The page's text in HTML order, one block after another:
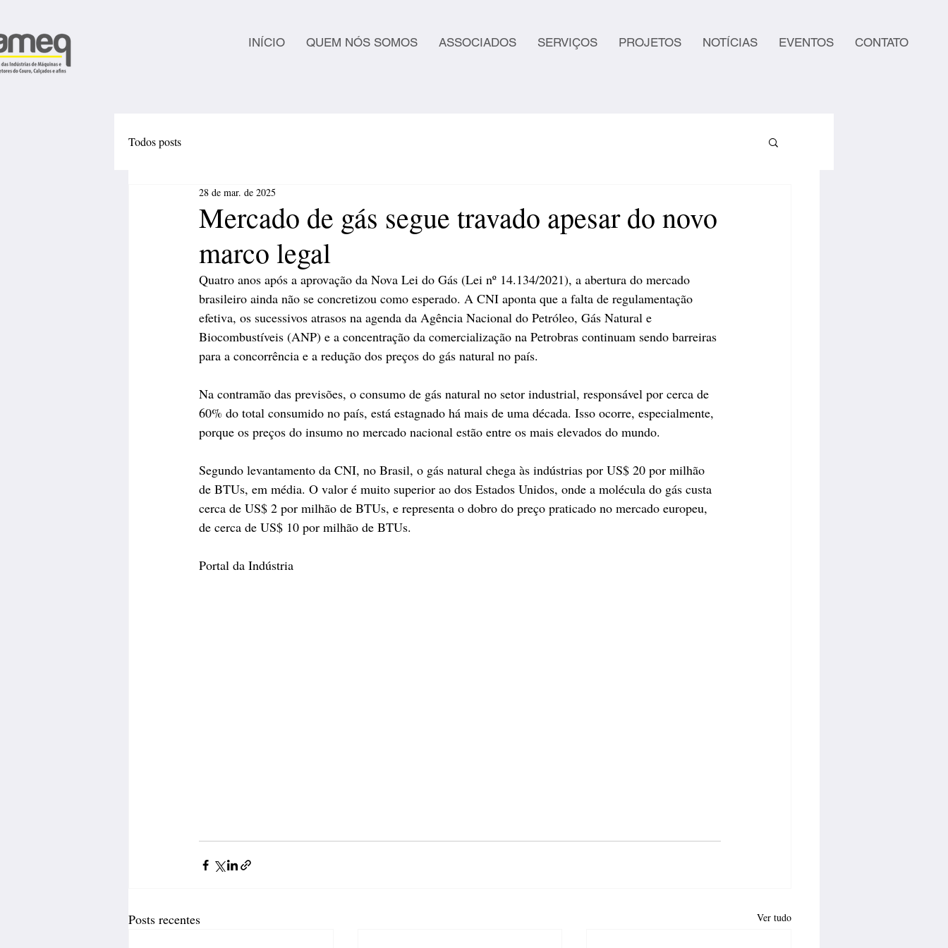
INÍCIO QUEM NÓS SOMOS ASSOCIADOS SERVIÇOS PROJETOS NOTÍCIAS EVENTOS CONTATO
Todos posts
Mercado de gás segue travado apesar do novo
marco legal
28 de mar. de 2025
Quatro anos após a aprovação da Nova Lei do Gás (Lei nº 14.134/2021), a abertura do mercado
brasileiro ainda não se concretizou como esperado. A CNI aponta que a falta de regulamentação
efetiva, os sucessivos atrasos na agenda da Agência Nacional do Petróleo, Gás Natural e
Biocombustíveis (ANP) e a concentração da comercialização na Petrobras continuam sendo barreiras
para a concorrência e a redução dos preços do gás natural no país.
Na contramão das previsões, o consumo de gás natural no setor industrial, responsável por cerca de
60% do total consumido no país, está estagnado há mais de uma década. Isso ocorre, especialmente,
porque os preços do insumo no mercado nacional estão entre os mais elevados do mundo.
Segundo levantamento da CNI, no Brasil, o gás natural chega às indústrias por US$ 20 por milhão
de BTUs, em média. O valor é muito superior ao dos Estados Unidos, onde a molécula do gás custa
cerca de US$ 2 por milhão de BTUs, e representa o dobro do preço praticado no mercado europeu,
de cerca de US$ 10 por milhão de BTUs.
Portal da Indústria
Posts recentes Ver tudo